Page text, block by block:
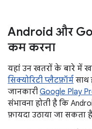
Android और
कम करना
यहां उन खतरों के बारे में
सिक्योरिटी प्लैटफ़ॉर्म साथ
जानकारी Google Play
संभावना होती है कि
फ़ायदा उठाया जा सकता